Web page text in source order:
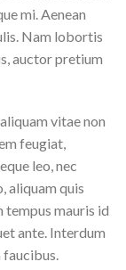
mi. Aenean
Nam lobortis
auctor pretium
vitae non
feugiat,
leo, nec
aliquam quis
tempus mauris id
ante. Interdum
faucibus.